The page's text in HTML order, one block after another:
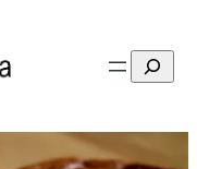
Buscar